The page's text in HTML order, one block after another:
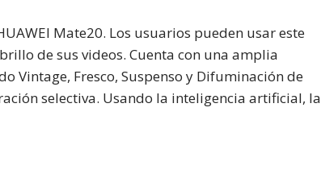
Mate20. Los usuarios pueden usar este
de sus videos. Cuenta con una amplia
Vintage, Fresco, Suspenso y Difuminación de
selectiva. Usando la inteligencia artificial, la